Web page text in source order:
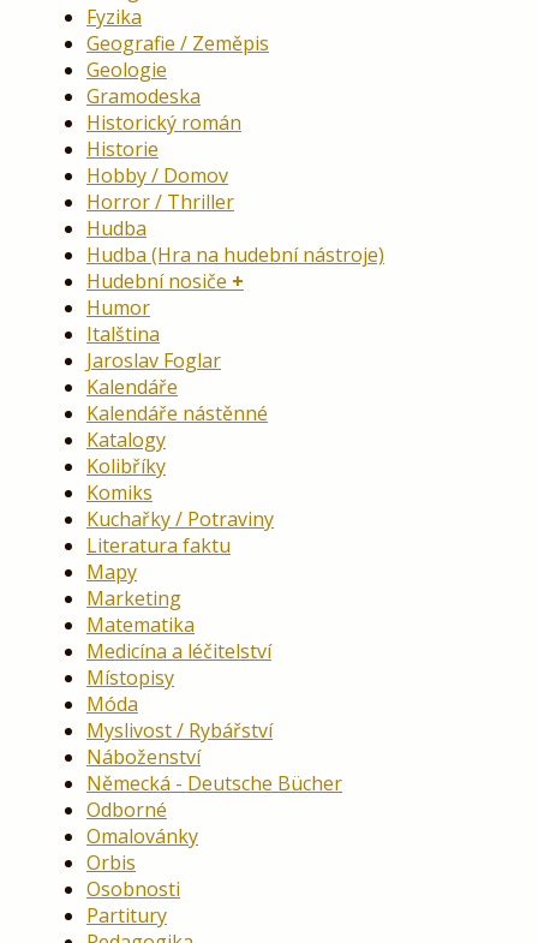
Fyzika
Geografie / Zeměpis
Geologie
Gramodeska
Historický román
Historie
Hobby / Domov
Horror / Thriller
Hudba
Hudba (Hra na hudební nástroje)
Hudební nosiče
Humor
Italština
Jaroslav Foglar
Kalendáře
Kalendáře nástěnné
Katalogy
Kolibříky
Komiks
Kuchařky / Potraviny
Literatura faktu
Mapy
Marketing
Matematika
Medicína a léčitelství
Místopisy
Móda
Myslivost / Rybářství
Náboženství
Německá - Deutsche Bücher
Odborné
Omalovánky
Orbis
Osobnosti
Partitury